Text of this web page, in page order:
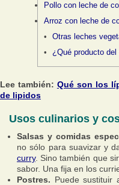
Pollo con leche de
Arroz con leche de
Otras leches
¿Qué producto
Lee también: Qué son los
de lipidos
Usos culinarios y
Salsas y comidas
no sólo para suavizar y
curry. Sino también que
sabor. Una fija en los
Postres. Puede sustituir